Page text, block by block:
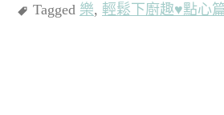
Tagged 樂, 輕鬆下廚趣♥點心